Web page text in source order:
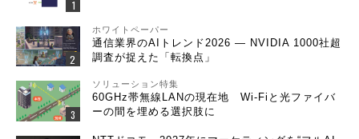
ホワイトペーパー
通信業界のAIトレンド2026 ― NVIDIA 1000社超
調査が捉えた「転換点」
ソリューション特集
60GHz帯無線LANの現在地 Wi-Fiと光ファイバ
ーの間を埋める選択肢に